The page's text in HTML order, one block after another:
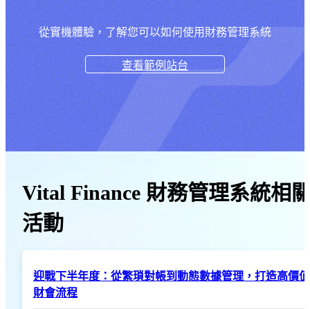
從實機體驗，了解您可以如何使用財務管理系統
查看範例站台
Vital Finance 財務管理系統相
活動
迎戰下半年度：從繁瑣對帳到動態數據管理，打造高價值
財會流程